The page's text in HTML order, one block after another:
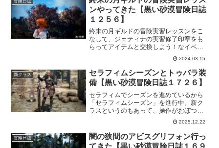
冒険日誌
ンやってきた【黒い砂漠冒険日誌
１２５６】
終末の月ギルドの冒険実習レッスンをこ
なして、ジェティナの実習修了印章をも
らってアイテムと交換しよう！なイベン
トをちょいと行ってきましたｗイベント
期間中に少しでも多く集めたいので張り
切って進めて行こうと思います。交換ア
イテムも魅力的なのが多いのでやる気も
出ます！
2024.03.15
新クラス
セラフィムシーズンとトゥバラ装
備【黒い砂漠冒険日誌１７２６】
セラフィムでシーズンを進めているから
「セラフィムシーズン」を進行中。新ク
ラスというのもあって、操作がおぼつか
ないけど順調に進めることが出来ていま
す。シーズンチャンネルということと、
トゥバラ装備の扱いやすさが影響してい
るんでしょうね。
2025.12.22
冒険日誌
闇の狭間のアビスグリフォン行っ
てきた【黒い砂漠冒険日誌１６９